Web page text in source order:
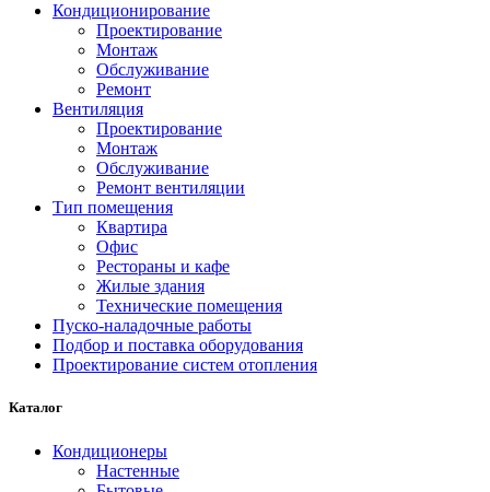
Кондиционирование
Проектирование
Монтаж
Обслуживание
Ремонт
Вентиляция
Проектирование
Монтаж
Обслуживание
Ремонт вентиляции
Тип помещения
Квартира
Офис
Рестораны и кафе
Жилые здания
Технические помещения
Пуско-наладочные работы
Подбор и поставка оборудования
Проектирование систем отопления
Каталог
Кондиционеры
Настенные